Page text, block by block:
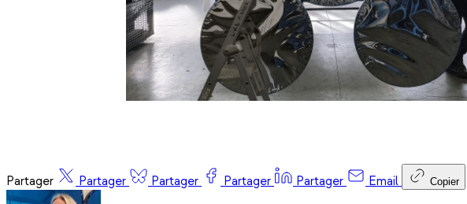
Partager Partager Partager Partager Partager Email Copier